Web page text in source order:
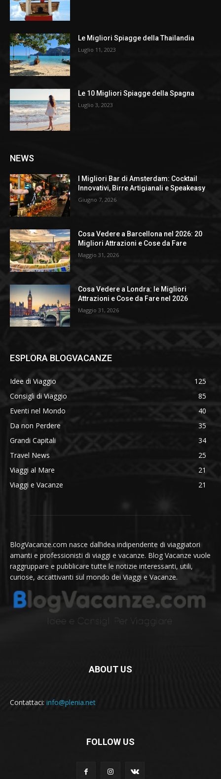
Le Migliori Spiagge della Thailandia
Luglio 11, 2023
Le 10 Migliori Spiagge della Spagna
Luglio 3, 2023
NEWS
I Migliori Bar di Amsterdam: Cocktail
Innovativi, Birre Artigianali e Speakeasy
Giugno 7, 2026
Cosa Vedere a Barcellona nel 2026: 20
Migliori Attrazioni e Cose da Fare
Maggio 31, 2026
Cosa Vedere a Londra: le Migliori
Attrazioni e Cose da Fare nel 2026
Maggio 31, 2026
ESPLORA BLOGVACANZE
Idee di Viaggio
125
Consigli di Viaggio
85
Eventi nel Mondo
40
Da non Perdere
35
Grandi Capitali
34
Travel News
25
Viaggi al Mare
21
Viaggi e Vacanze
21
BlogVacanze.com nasce dall’idea indipendente di viaggiatori
amanti e professionisti di viaggi e vacanze. Blog Vacanze vuole
raggruppare e pubblicare tutte le notizie interessanti, utili,
curiose, accattivanti sul mondo dei Viaggi e Vacanze.
ABOUT US
Contattaci: info@plenia.net
FOLLOW US